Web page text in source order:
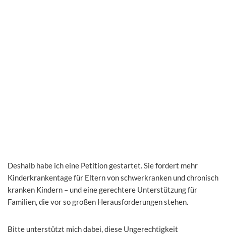
Deshalb habe ich eine Petition gestartet. Sie fordert mehr
Kinderkrankentage für Eltern von schwerkranken und chronisch
kranken Kindern – und eine gerechtere Unterstützung für
Familien, die vor so großen Herausforderungen stehen.
Bitte unterstützt mich dabei, diese Ungerechtigkeit